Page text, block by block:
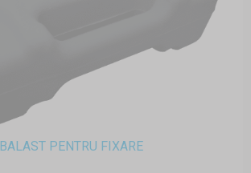
BALAST PENTRU FIXARE